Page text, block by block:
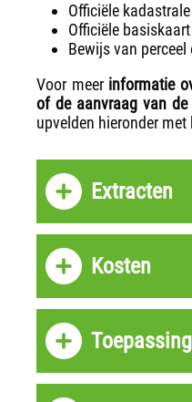
Officiële
Officiële
Bewijs van perceel
Voor meer informatie
of de aanvraag van de
upvelden hieronder
Extracten
Kosten
Toepassing